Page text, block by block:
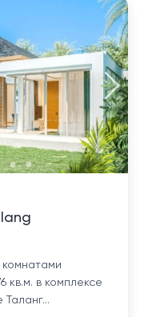
кв.м. в комплексе